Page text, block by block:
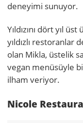
deneyimi sunuyor.
Yıldızını dört yıl
yıldızlı restoranlar
olan Mikla, üstelik
vegan menüsüyle
ilham veriyor.
Nicole